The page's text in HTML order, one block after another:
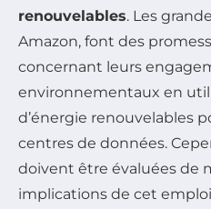
renouvelables. Les
Amazon, font des
concernant leurs
environnementaux en
d’énergie renouvelables
centres de données.
doivent être évaluées de
implications de cet